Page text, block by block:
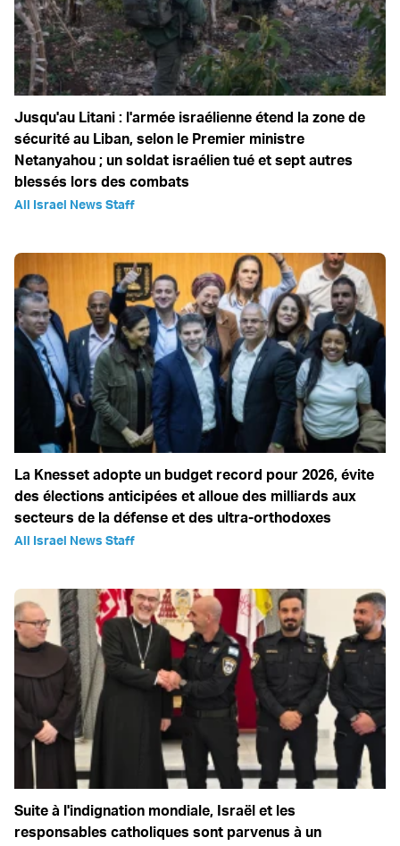
Jusqu'au Litani : l'armée israélienne étend la zone de
sécurité au Liban, selon le Premier ministre
Netanyahou ; un soldat israélien tué et sept autres
blessés lors des combats
All Israel News Staff
La Knesset adopte un budget record pour 2026, évite
des élections anticipées et alloue des milliards aux
secteurs de la défense et des ultra-orthodoxes
All Israel News Staff
Suite à l'indignation mondiale, Israël et les
responsables catholiques sont parvenus à un